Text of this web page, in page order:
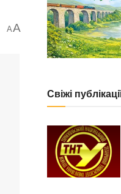
AA
Свіжі